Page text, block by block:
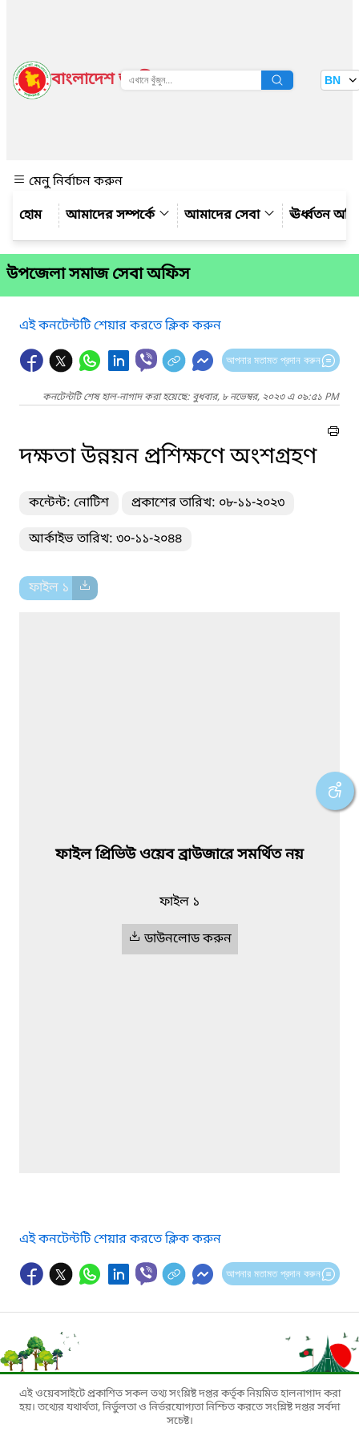
বাংলাদেশ জাতীয় তথ্য বাতায়ন BN
মেনু নির্বাচন করুন
আমাদের সম্পর্কে
আমাদের সেবা ঊর্ধ্বতন
উপজেলা সমাজ সেবা অফিস
এই কনটেন্টটি শেয়ার করতে ক্লিক করুন
আপনার মতামত প্রদান করুন
কনটেন্টটি শেষ হাল-নাগাদ করা হয়েছে: বুধবার, ৮ নভেম্বর, ২০২৩ এ ০৯:৫১ PM
দক্ষতা উন্নয়ন প্রশিক্ষণে অংশগ্রহণ
কন্টেন্ট: নোটিশ প্রকাশের তারিখ: ০৮-১১-২০২৩
আর্কাইভ তারিখ: ৩০-১১-২০৪৪
ফাইল ১
ফাইল প্রিভিউ ওয়েব ব্রাউজারে সমর্থিত নয়
ফাইল ১
ডাউনলোড করুন
এই কনটেন্টটি শেয়ার করতে ক্লিক করুন
আপনার মতামত প্রদান করুন
এই ওয়েবসাইটে প্রকাশিত সকল তথ্য সংশ্লিষ্ট দপ্তর কর্তৃক নিয়মিত হালনাগাদ করা
হয়। তথ্যের যথার্থতা, নির্ভুলতা ও নির্ভরযোগ্যতা নিশ্চিত করতে সংশ্লিষ্ট দপ্তর সর্বদা
সচেষ্ট।